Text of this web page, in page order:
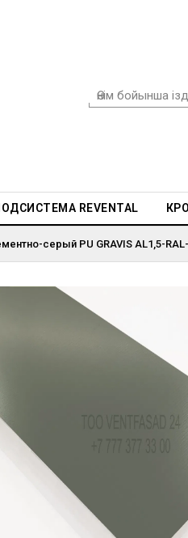
REVENTAL
серый PU GRAVIS AL1,5-